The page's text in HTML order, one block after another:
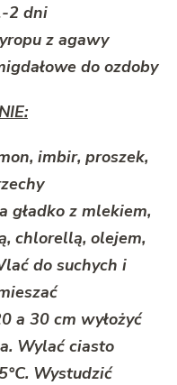
2 dni
z agawy
do ozdoby
imbir, proszek,
gładko z mlekiem,
chlorellą, olejem,
do suchych i
a 30 cm wyłożyć
Wylać ciasto
Wystudzić